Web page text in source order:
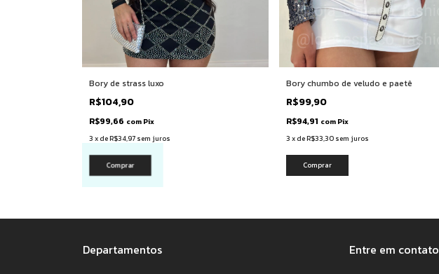
Bory de strass luxo
R$104,90
R$99,66 com Pix
3 xdeR$34,97 sem juros
Bory chumbo de veludo e paetê
R$99,90
R$94,91 com Pix
3 xdeR$33,30 sem juros
Comprar
Departamentos Entre em contato